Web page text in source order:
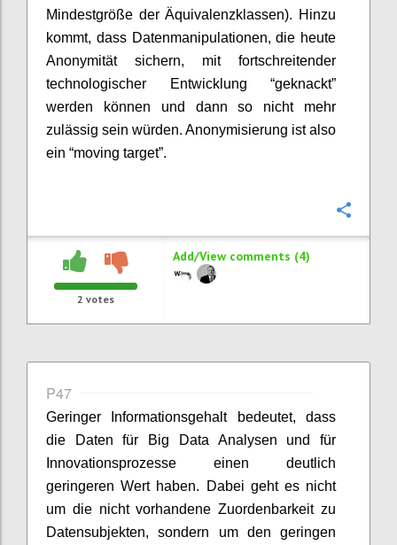
Mindestgröße der Äquivalenzklassen). Hinzu
kommt, dass Datenmanipulationen, die heute
Anonymität sichern, mit fortschreitender
technologischer Entwicklung “geknackt”
werden können und dann so nicht mehr
zulässig sein würden. Anonymisierung ist also
ein “moving target”.
2 votes
Add/View comments (4)
P47
Geringer Informationsgehalt bedeutet, dass
die Daten für Big Data Analysen und für
Innovationsprozesse einen deutlich
geringeren Wert haben. Dabei geht es nicht
um die nicht vorhandene Zuordenbarkeit zu
Datensubjekten, sondern um den geringen